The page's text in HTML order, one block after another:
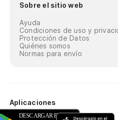
Sobre el sitio web
Ayuda
Condiciones de uso y
Protección de Datos
Quiénes somos
Normas para envío
Aplicaciones